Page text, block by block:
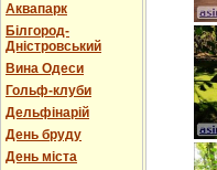
Аквапарк
Білгород-
Дністровський
Вина Одеси
Гольф-клуби
Дельфінарій
День бруду
День міста